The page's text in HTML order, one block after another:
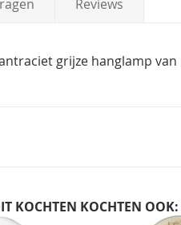
Reviews
grijze hanglamp
KOCHTEN KOCHTEN OOK: